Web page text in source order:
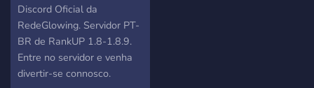
Discord Oficial da
RedeGlowing. Servidor PT-
BR de RankUP 1.8-1.8.9.
Entre no servidor e venha
divertir-se connosco.